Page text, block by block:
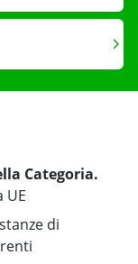
Categoria.
UE
di